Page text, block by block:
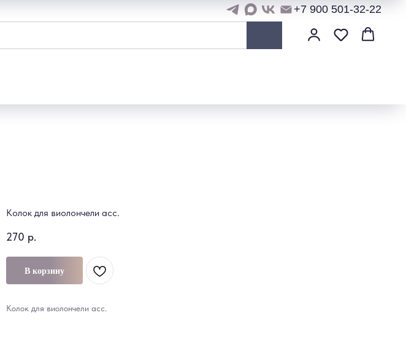
+7 900 501-32-22
Колок для виолончели асс.
270 р.
В корзину
Колок для виолончели асс.